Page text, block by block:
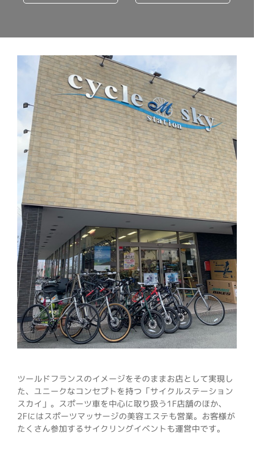
ツールドフランスのイメージをそのままお店として実現し
た、ユニークなコンセプトを持つ「サイクルステーション
スカイ」。スポーツ車を中心に取り扱う1F店舗のほか、
2Fにはスポーツマッサージの美容エステも営業。お客様が
たくさん参加するサイクリングイベントも運営中です。